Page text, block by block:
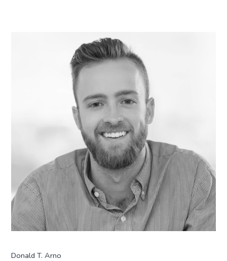
Donald T. Arno